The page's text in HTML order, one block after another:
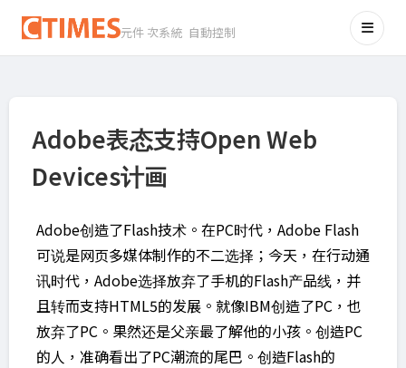
元件 次系統 自動控制
Adobe表态支持Open Web
Devices计画
Adobe创造了Flash技术。在PC时代，Adobe Flash
可说是网页多媒体制作的不二选择；今天，在行动通
讯时代，Adobe选择放弃了手机的Flash产品线，并
且转而支持HTML5的发展。就像IBM创造了PC，也
放弃了PC。果然还是父亲最了解他的小孩。创造PC
的人，准确看出了PC潮流的尾巴。创造Flash的